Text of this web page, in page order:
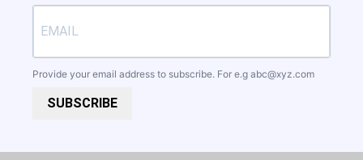
Provide your email address to subscribe. For e.g abc@xyz.com
SUBSCRIBE